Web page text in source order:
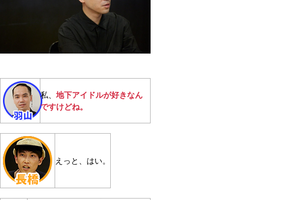
私、 地下アイドルが好きなん
ですけどね。
えっと、はい。